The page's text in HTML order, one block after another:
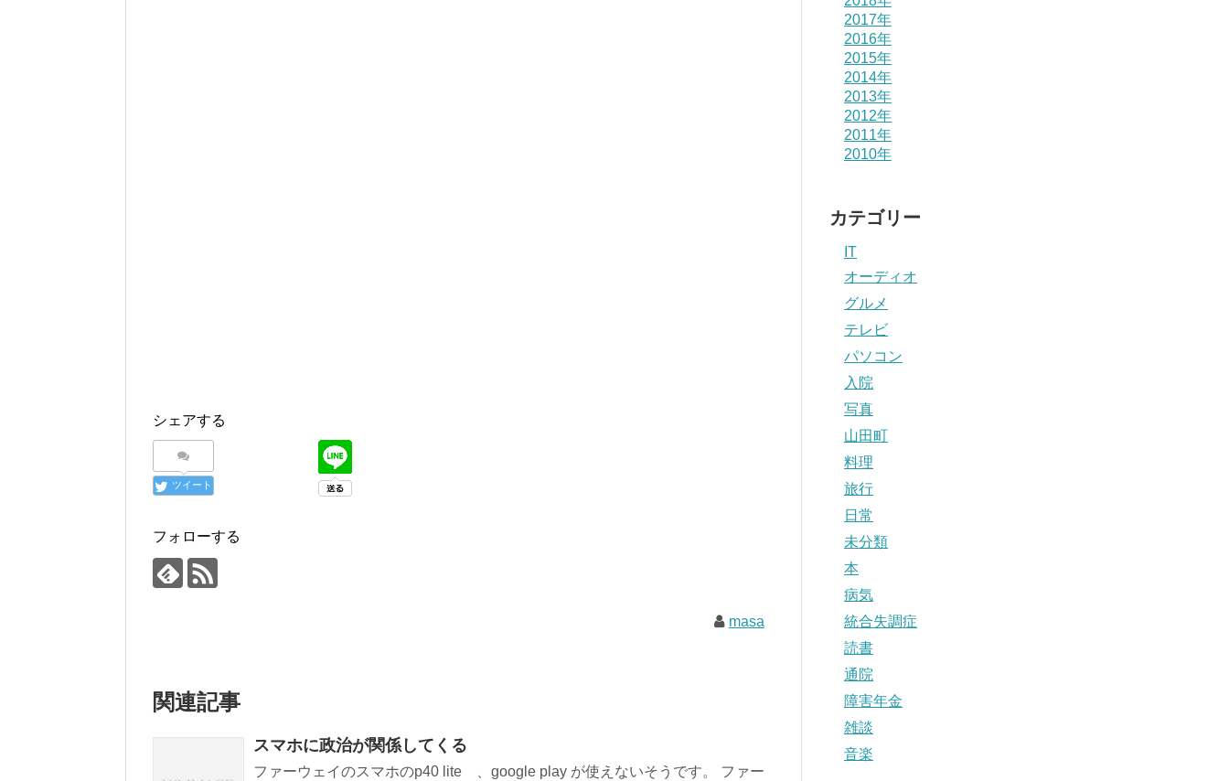
シェアする
ツイート
フォローする
masa
関連記事
スマホに政治が関係してくる
ファーウェイのスマホのp40 lite 、google play が使えないそうです。 ファー
2017年
2016年
2015年
2014年
2013年
2012年
2011年
2010年
カテゴリー
IT
オーディオ
グルメ
テレビ
パソコン
入院
写真
山田町
料理
旅行
日常
未分類
本
病気
統合失調症
読書
通院
障害年金
雑談
音楽